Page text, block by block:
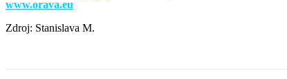
www.orava.eu
Zdroj: Stanislava M.